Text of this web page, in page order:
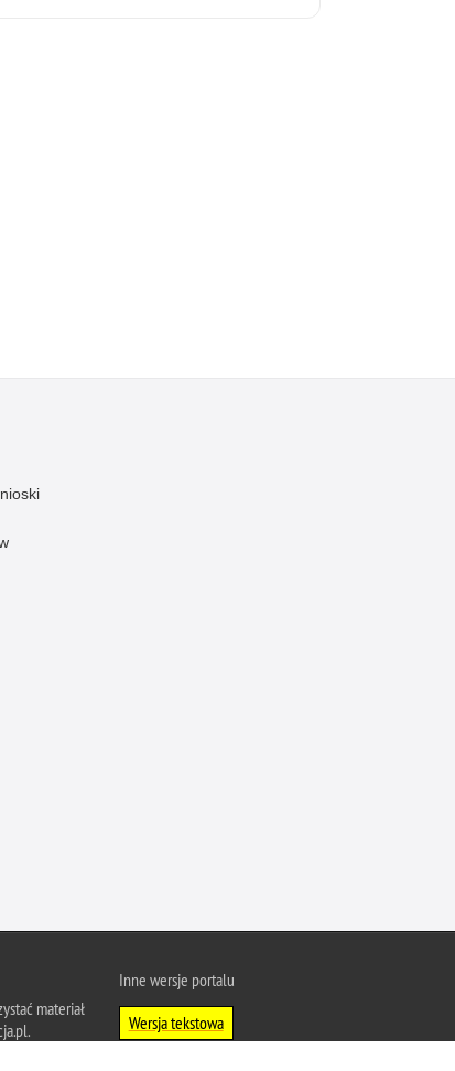
opiekunowie
pracownicy
mienia
technologie w pracy Policji
i podpalenia
brudnych pieniędzy
materiał
Inne wersje portalu
Wersja tekstowa